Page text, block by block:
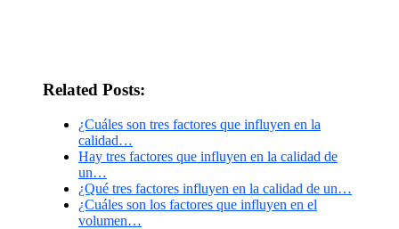
Related Posts:
¿Cuáles son tres factores que influyen en la
calidad…
Hay tres factores que influyen en la calidad de
un…
¿Qué tres factores influyen en la calidad de un…
¿Cuáles son los factores que influyen en el
volumen…